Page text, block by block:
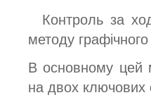
Контроль за
методу
В основному цей
на двох ключових